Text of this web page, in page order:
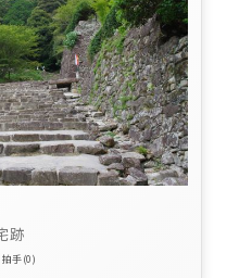
跡
拍手(0)